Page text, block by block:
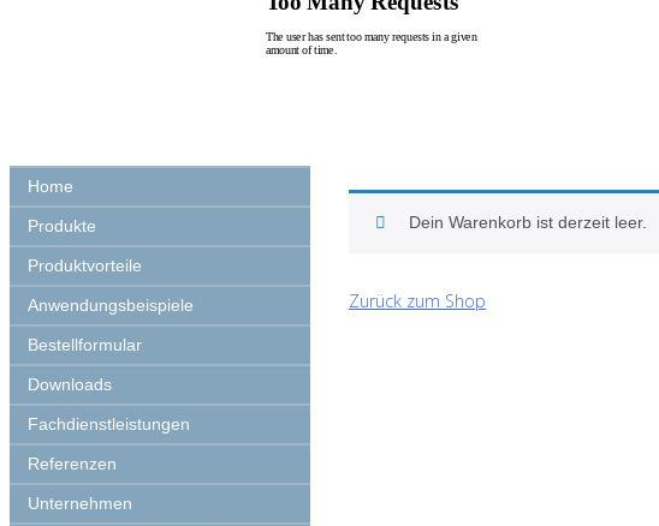
Home
Produkte
Produktvorteile
Anwendungsbeispiele
Bestellformular
Downloads
Fachdienstleistungen
Referenzen
Unternehmen
Dein Warenkorb ist derzeit leer.
Zurück zum Shop